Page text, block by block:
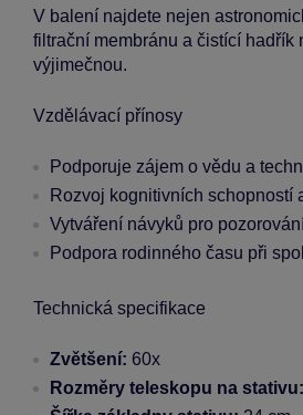
V balení najdete nejen
filtrační membránu a čistící hadřík
výjimečnou.
Vzdělávací přínosy
Podporuje zájem o vědu a
Rozvoj kognitivních schopností
Vytváření návyků pro
Podpora rodinného času při
Technická specifikace
Zvětšení: 60x
Rozměry teleskopu na stativu: